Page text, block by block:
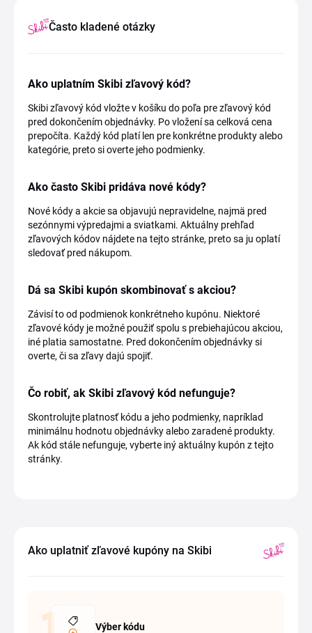
Často kladené otázky
Ako uplatním Skibi zľavový kód?
Skibi zľavový kód vložte v košíku do poľa pre zľavový kód
pred dokončením objednávky. Po vložení sa celková cena
prepočíta. Každý kód platí len pre konkrétne produkty alebo
kategórie, preto si overte jeho podmienky.
Ako často Skibi pridáva nové kódy?
Nové kódy a akcie sa objavujú nepravidelne, najmä pred
sezónnymi výpredajmi a sviatkami. Aktuálny prehľad
zľavových kódov nájdete na tejto stránke, preto sa ju oplatí
sledovať pred nákupom.
Dá sa Skibi kupón skombinovať s akciou?
Závisí to od podmienok konkrétneho kupónu. Niektoré
zľavové kódy je možné použiť spolu s prebiehajúcou akciou,
iné platia samostatne. Pred dokončením objednávky si
overte, či sa zľavy dajú spojiť.
Čo robiť, ak Skibi zľavový kód nefunguje?
Skontrolujte platnosť kódu a jeho podmienky, napríklad
minimálnu hodnotu objednávky alebo zaradené produkty.
Ak kód stále nefunguje, vyberte iný aktuálny kupón z tejto
stránky.
Ako uplatniť zľavové kupóny na Skibi
Výber kódu